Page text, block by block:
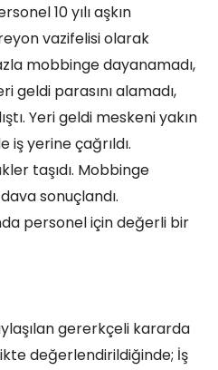
10 yılı aşkın
vazifelisi olarak
mobbinge dayanamadı,
geldi parasını alamadı,
Yeri geldi meskeni yakın
yerine çağrıldı.
taşıdı. Mobbinge
sonuçlandı.
personel için değerli bir
gererkçeli kararda
değerlendirildiğinde; İş